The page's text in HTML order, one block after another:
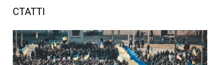
СТАТТІ